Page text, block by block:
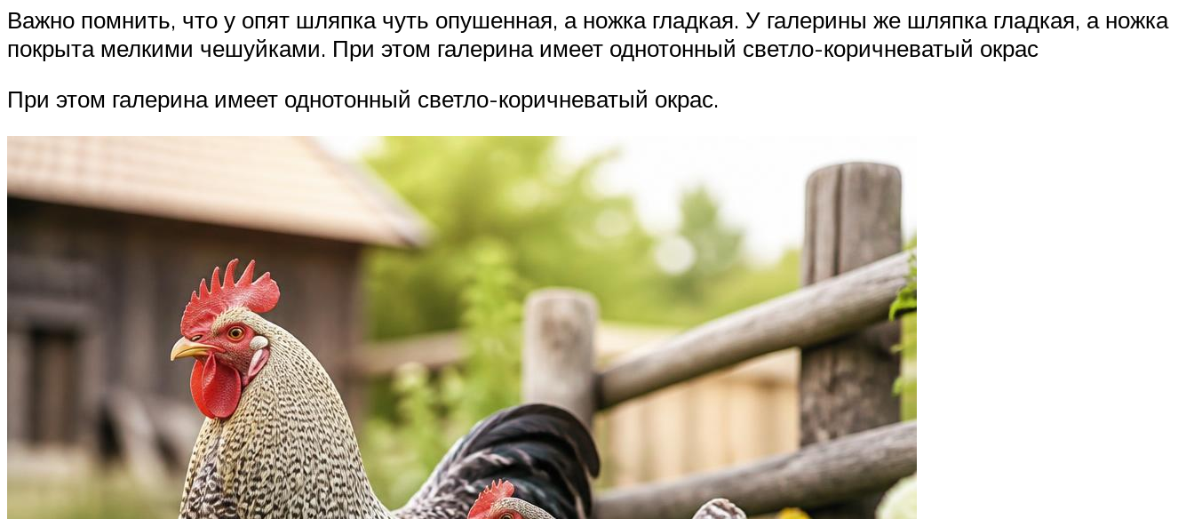
Важно помнить, что у опят шляпка чуть опушенная, а ножка гладкая. У галерины же шляпка гладкая, а ножка
покрыта мелкими чешуйками. При этом галерина имеет однотонный светло-коричневатый окрас
При этом галерина имеет однотонный светло-коричневатый окрас.